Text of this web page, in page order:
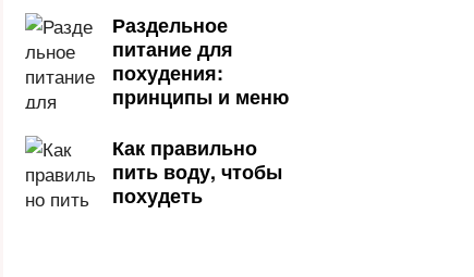
Раздельное
питание для
похудения:
принципы и меню
Как правильно
пить воду, чтобы
похудеть